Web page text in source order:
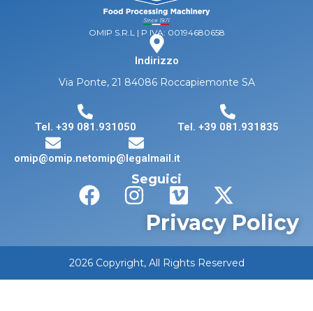
OMIP S.R.L | P IVA: 00194680658
Indirizzo
Via Ponte, 21 84086 Roccapiemonte SA
Tel. +39 081.931050 Tel. +39 081.931835
omip@omip.netomip@legalmail.it
Seguici
Privacy Policy
2026 Copyright, All Rights Reserved